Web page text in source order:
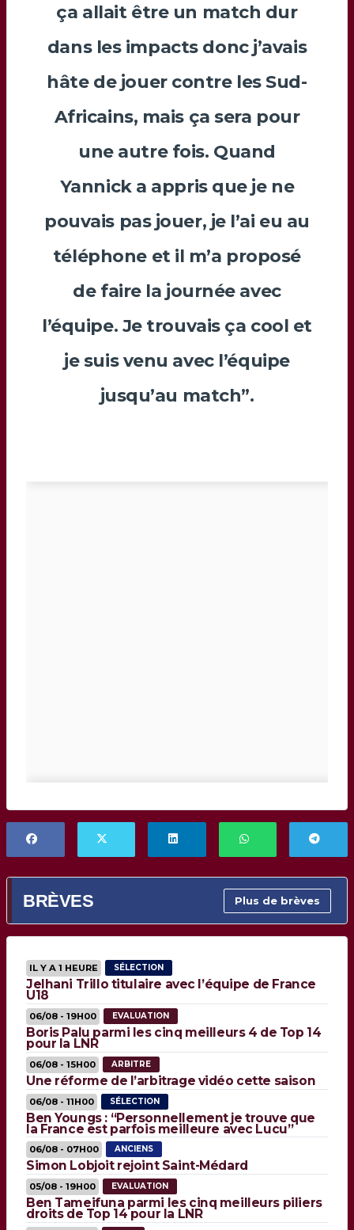
ça allait être un match dur
dans les impacts donc j’avais
hâte de jouer contre les Sud-
Africains, mais ça sera pour
une autre fois. Quand
Yannicka appris que je ne
pouvais pas jouer, je l’ai eu au
téléphone et il m’a proposé
de faire la journée avec
l’équipe. Je trouvais ça cool et
je suis venu avec l’équipe
jusqu’au match”.
BRÈVES Plus de brèves
IL Y A 1 HEURE SÉLECTION
Jelhani Trillo titulaire avec l’équipe de France
U18
06/08 - 19H00 EVALUATION
Boris Palu parmi les cinq meilleurs 4 de Top 14
pour la LNR
06/08 - 15H00 ARBITRE
Une réforme de l’arbitrage vidéo cette saison
06/08 - 11H00 SÉLECTION
Ben Youngs : “Personnellement je trouve que
la France est parfois meilleure avec Lucu”
06/08 - 07H00 ANCIENS
Simon Lobjoit rejoint Saint-Médard
05/08 - 19H00 EVALUATION
Ben Tameifuna parmi les cinq meilleurs piliers
droits de Top 14 pour la LNR